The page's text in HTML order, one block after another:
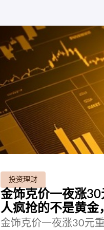
投资理财
金饰克价一夜涨
人疯抢的不是黄金
金饰克价一夜涨30元